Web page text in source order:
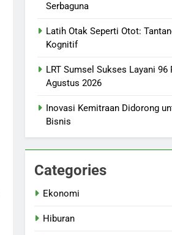
Serbaguna
Latih Otak Seperti Otot:
Kognitif
LRT Sumsel Sukses Layani 96
Agustus 2026
Inovasi Kemitraan Didorong
Bisnis
Categories
Ekonomi
Hiburan